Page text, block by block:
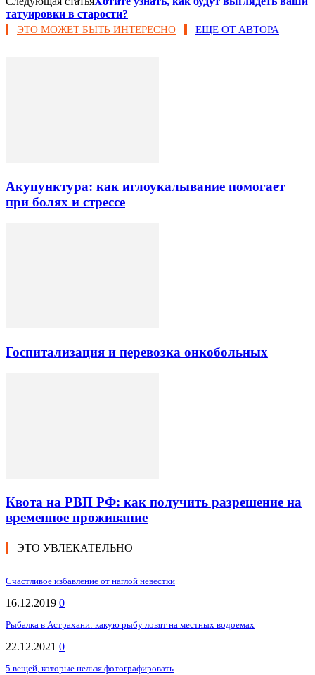
татуировки в старости?
ЭТО МОЖЕТ БЫТЬ ИНТЕРЕСНО ЕЩЕ ОТ АВТОРА
Акупунктура: как иглоукалывание помогает
при болях и стрессе
Госпитализация и перевозка онкобольных
Квота на РВП РФ: как получить разрешение на
временное проживание
ЭТО УВЛЕКАТЕЛЬНО
Счастливое избавление от наглой невестки
16.12.2019 0
Рыбалка в Астрахани: какую рыбу ловят на местных водоемах
22.12.2021 0
5 вещей, которые нельзя фотографировать